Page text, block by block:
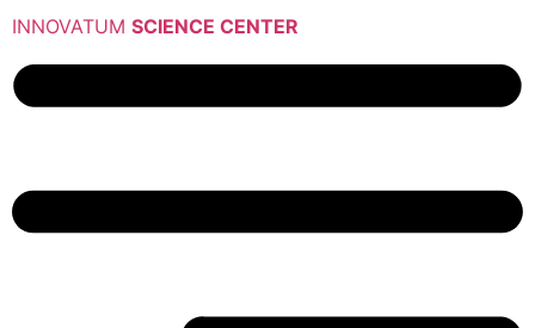
INNOVATUM SCIENCE CENTER